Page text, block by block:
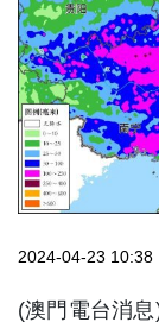
2024-04-23 10:38
(澳門電台消